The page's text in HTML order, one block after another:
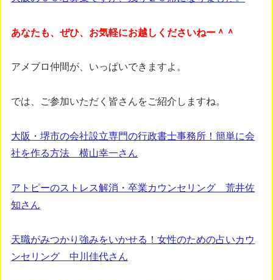
あなたも、ぜひ、お気軽にお越しくださいねー＾＾
アメブロ仲間が、いっぱいできますよ。
では、ご参加いただく皆さんをご紹介しますね。
大阪・堺市の会社設立専門の行政書士事務所！簡単に会
社を作る方法 横山幸一さん
アトピーのストレス解消・卒業カウンセリング 荒井佐
知さん
天職がみつかり強みをいかせる！女性のための占いカウ
ンセリング 中川佳代さん